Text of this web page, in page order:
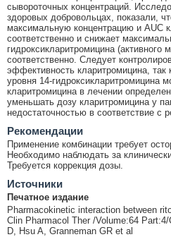
сывороточных концентраций.
здоровых добровольцах, показали,
максимальную концентрацию и AUC
соответственно и снижает
гидроксикларитромицина (активного
соответственно. Следует
эффективность кларитромицина, так
уровня 14-гидроксикларитромицина
кларитромицина в лечении
уменьшать дозу кларитромицина у
недостаточностью в соответствие с
Рекомендации
Применение комбинации требует
Необходимо наблюдать за
Требуется коррекция дозы.
Источники
Печатное издание
Pharmacokinetic interaction between
Clin Pharmacol Ther /Volume:64
D, Hsu A, Granneman GR et al